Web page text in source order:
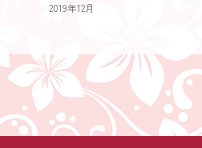
2019年12月